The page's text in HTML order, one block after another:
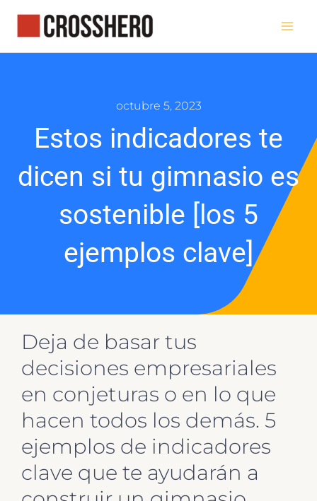
contenido
octubre 5, 2023
Estos indicadores te
dicen si tu gimnasio es
sostenible [los 5
ejemplos clave]
Deja de basar tus
decisiones empresariales
en conjeturas o en lo que
hacen todos los demás. 5
ejemplos de indicadores
clave que te ayudarán a